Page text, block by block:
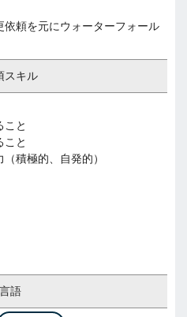
頼を元にウォーターフォール
スキル
と
と
積極的、自発的）
言語